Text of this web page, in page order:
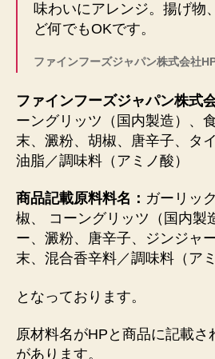
味わいにアレンジ。揚げ物
ど何でもOKです。
ファインフーズジャパン株式会社
ファインフーズジャパン株式
ーングリッツ（国内製造）、
末、澱粉、胡椒、唐辛子、タ
油脂／調味料（アミノ酸）
商品記載原料料名： ガーリッ
椒、 コーングリッツ（国内製
ー、澱粉、唐辛子、ジンジャ
末、混合香辛料／調味料（アミ
となっております。
原材料名がHPと商品に記載さ
があります。